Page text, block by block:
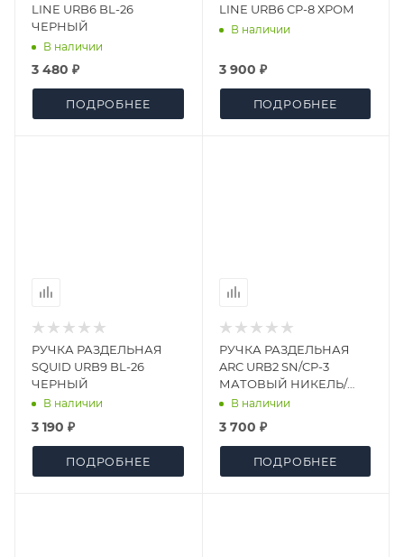
LINE URB6 BL-26
ЧЕРНЫЙ
В наличии
3 480 ₽
ПОДРОБНЕЕ
LINE URB6 CP-8 ХРОМ
В наличии
3 900 ₽
ПОДРОБНЕЕ
РУЧКА РАЗДЕЛЬНАЯ
SQUID URB9 BL-26
ЧЕРНЫЙ
В наличии
3 190 ₽
ПОДРОБНЕЕ
РУЧКА РАЗДЕЛЬНАЯ
ARC URB2 SN/CP-3
МАТОВЫЙ НИКЕЛЬ/
ХРОМ
В наличии
3 700 ₽
ПОДРОБНЕЕ